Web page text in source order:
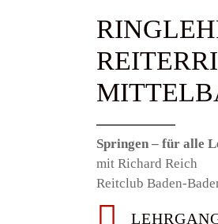
Springen – für alle
mit Richard Reich
Reitclub Baden-